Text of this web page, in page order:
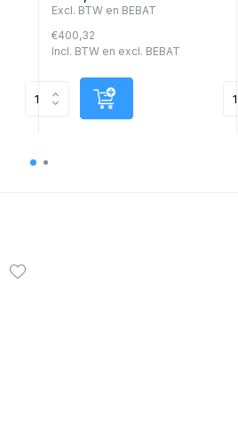
Excl. BTW en BEBAT
€400,32
Incl. BTW en excl. BEBAT